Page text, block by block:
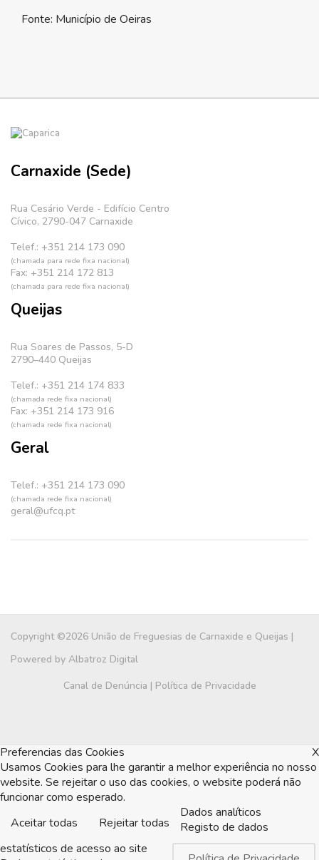
Fonte: Município de Oeiras
Carnaxide (Sede)
Rua Cesário Verde - Edifício Centro
Cívico, 2790-047 Carnaxide
Telef.: +351 214 173 090
(chamada para rede fixa nacional)
Fax: +351 214 172 813
(chamada para rede fixa nacional)
Queijas
Rua Soares de Passos, 5-D
2790–440 Queijas
Telef.: +351 214 174 833
(chamada rede fixa nacional)
Fax: +351 214 173 916
(chamada rede fixa nacional)
Geral
Telef.: +351 214 173 090
(chamada rede fixa nacional)
geral@ufcq.pt
Copyright ©2026 União de Freguesias de Carnaxide e Queijas |
Powered by Albatroz Digital
Canal de Denúncia | Política de Privacidade
X
Preferencias das Cookies
Usamos Cookies para lhe garantir a melhor experiência no nosso
website. Se rejeitar o uso das cookies, o website poderá não
funcionar como esperado.
Aceitar todas
Rejeitar todas
Dados analíticos
Registo de dados
estatísticos de acesso ao site